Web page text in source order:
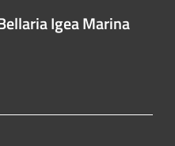
Igea Marina